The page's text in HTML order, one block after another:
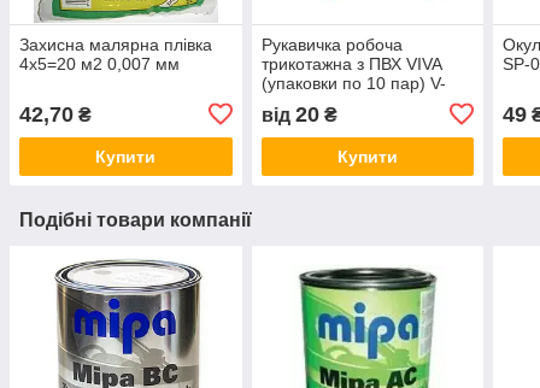
Захисна малярна плівка
4х5=20 м2 0,007 мм
42,70 ₴
Купити
Рукавичка робоча
трикотажна з ПВХ VIVA
(упаковки по 10 пар) V-
від 20₴
Купити
SP-
49
Подібні товари компанії